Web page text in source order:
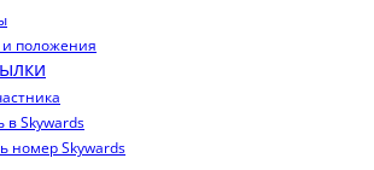
и положения
в Skywards
номер Skywards